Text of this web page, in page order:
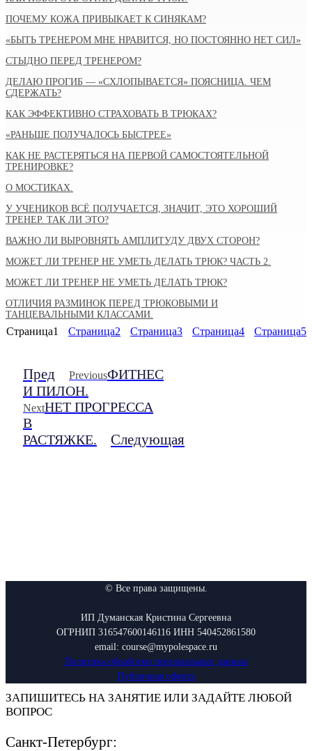
ПОЧЕМУ КОЖА ПРИВЫКАЕТ К СИНЯКАМ?
«БЫТЬ ТРЕНЕРОМ МНЕ НРАВИТСЯ, НО ПОСТОЯННО НЕТ СИЛ»
СТЫДНО ПЕРЕД ТРЕНЕРОМ?
ДЕЛАЮ ПРОГИБ — «СХЛОПЫВАЕТСЯ» ПОЯСНИЦА. ЧЕМ
СДЕРЖАТЬ?
КАК ЭФФЕКТИВНО СТРАХОВАТЬ В ТРЮКАХ?
«РАНЬШЕ ПОЛУЧАЛОСЬ БЫСТРЕЕ»
КАК НЕ РАСТЕРЯТЬСЯ НА ПЕРВОЙ САМОСТОЯТЕЛЬНОЙ
ТРЕНИРОВКЕ?
О МОСТИКАХ.
У УЧЕНИКОВ ВСЁ ПОЛУЧАЕТСЯ, ЗНАЧИТ, ЭТО ХОРОШИЙ
ТРЕНЕР. ТАК ЛИ ЭТО?
ВАЖНО ЛИ ВЫРОВНЯТЬ АМПЛИТУДУ ДВУХ СТОРОН?
МОЖЕТ ЛИ ТРЕНЕР НЕ УМЕТЬ ДЕЛАТЬ ТРЮК? ЧАСТЬ 2.
МОЖЕТ ЛИ ТРЕНЕР НЕ УМЕТЬ ДЕЛАТЬ ТРЮК?
ОТЛИЧИЯ РАЗМИНОК ПЕРЕД ТРЮКОВЫМИ И
ТАНЦЕВАЛЬНЫМИ КЛАССАМИ.
Страница1 Страница2 Страница3 Страница4 Страница5
Пред PreviousФИТНЕС
И ПИЛОН.
NextНЕТ ПРОГРЕССА
В
РАСТЯЖКЕ.
Следующая
© Все права защищены.
ИП Думанская Кристина Сергеевна
ОГРНИП 316547600146116 ИНН 540452861580
email: course@mypolespace.ru
Политика обработки персональных данных
Публичная оферта
ЗАПИШИТЕСЬ НА ЗАНЯТИЕ ИЛИ ЗАДАЙТЕ ЛЮБОЙ
ВОПРОС
Санкт-Петербург: